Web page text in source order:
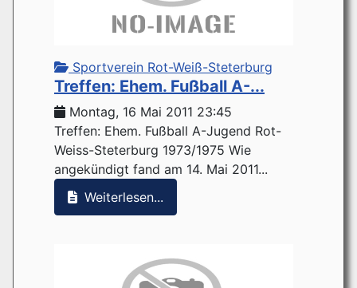
Sportverein Rot-Weiß-Steterburg
Treffen: Ehem. Fußball A-...
Montag, 16 Mai 2011 23:45
Treffen: Ehem. Fußball A-Jugend Rot-
Weiss-Steterburg 1973/1975 Wie
angekündigt fand am 14. Mai 2011...
Weiterlesen...